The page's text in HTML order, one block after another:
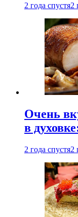
2 года спустя2
Очень
в
2 года спустя2